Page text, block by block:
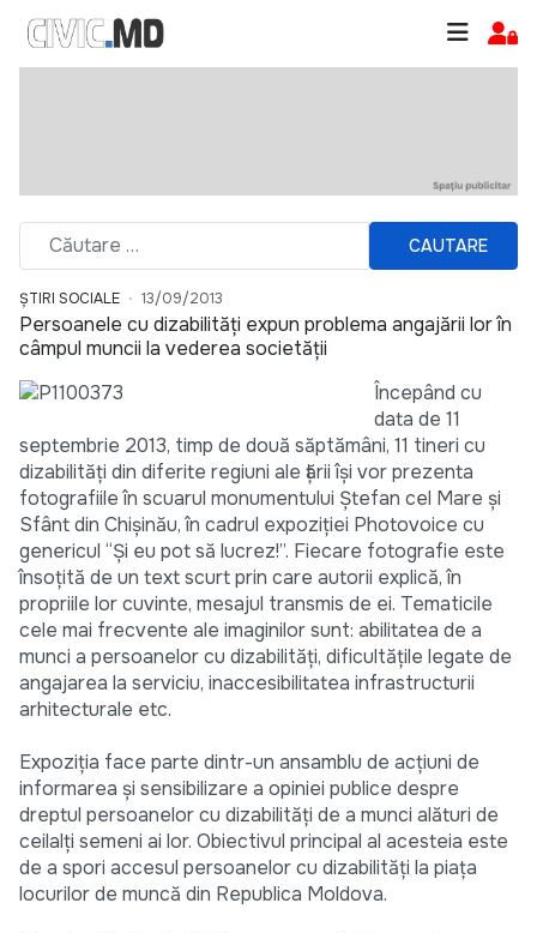
CAUTARE
ȘTIRI SOCIALE 13/09/2013
Persoanele cu dizabilităţi expun problema angajării lor în
câmpul muncii la vederea societăţii
Începând cu
data de 11
septembrie 2013, timp de două săptămâni, 11 tineri cu
dizabilităţi din diferite regiuni ale ţării îşi vor prezenta
fotografiile în scuarul monumentului Ştefan cel Mare şi
Sfânt din Chişinău, în cadrul expoziţiei Photovoice cu
genericul “Şi eu pot să lucrez!”. Fiecare fotografie este
însoţită de un text scurt prin care autorii explică, în
propriile lor cuvinte, mesajul transmis de ei. Tematicile
cele mai frecvente ale imaginilor sunt: abilitatea de a
munci a persoanelor cu dizabilităţi, dificultăţile legate de
angajarea la serviciu, inaccesibilitatea infrastructurii
arhitecturale etc.
Expoziţia face parte dintr-un ansamblu de acţiuni de
informarea şi sensibilizare a opiniei publice despre
dreptul persoanelor cu dizabilităţi de a munci alături de
ceilalţi semeni ai lor. Obiectivul principal al acesteia este
de a spori accesul persoanelor cu dizabilităţi la piaţa
locurilor de muncă din Republica Moldova.